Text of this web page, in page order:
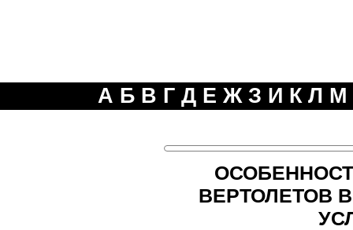
А Б В Г Д Е Ж З И К Л М
ВЕРТОЛЕТОВ